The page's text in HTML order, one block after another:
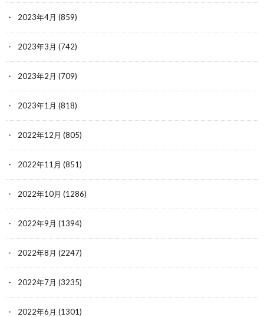
2023年4月 (859)
2023年3月 (742)
2023年2月 (709)
2023年1月 (818)
2022年12月 (805)
2022年11月 (851)
2022年10月 (1286)
2022年9月 (1394)
2022年8月 (2247)
2022年7月 (3235)
2022年6月 (1301)